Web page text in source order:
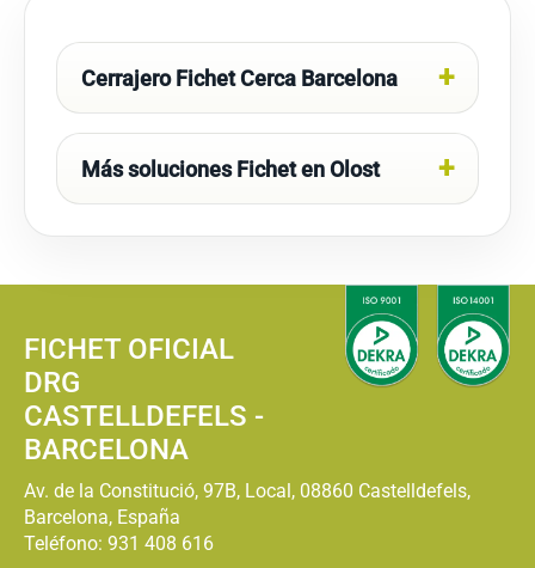
Cerrajero Fichet Cerca Barcelona
Más soluciones Fichet en Olost
FICHET OFICIAL
DRG
CASTELLDEFELS -
BARCELONA
Av. de la Constitució, 97B, Local, 08860 Castelldefels,
Barcelona, España
Teléfono: 931 408 616